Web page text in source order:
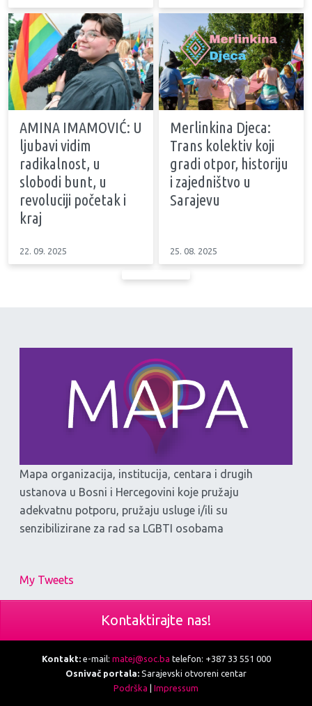
AMINA IMAMOVIĆ: U
ljubavi vidim
radikalnost, u
slobodi bunt, u
revoluciji početak i
kraj
22. 09. 2025
Merlinkina Djeca:
Trans kolektiv koji
gradi otpor, historiju
i zajedništvo u
Sarajevu
25. 08. 2025
Mapa organizacija, institucija, centara i drugih
ustanova u Bosni i Hercegovini koje pružaju
adekvatnu potporu, pružaju usluge i/ili su
senzibilizirane za rad sa LGBTI osobama
My Tweets
Kontaktirajte nas!
Kontakt:e-mail: matej@soc.ba telefon: +387 33 551 000
Osnivač portala: Sarajevski otvoreni centar
Podrška
Impressum